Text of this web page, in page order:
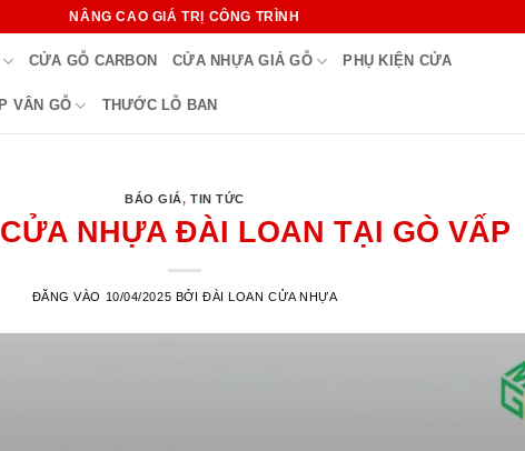
NÂNG CAO GIÁ TRỊ CÔNG TRÌNH
CỬA GỖ CARBON CỬA NHỰA GIẢ GỖ PHỤ KIỆN CỬA
VÂN GỖ THƯỚC LỖ BAN
BÁO GIÁ,TIN TỨC
NHỰA ĐÀI LOAN TẠI GÒ VẤP
ĐĂNG VÀO 10/04/2025 BỞI ĐÀI LOAN CỬA NHỰA